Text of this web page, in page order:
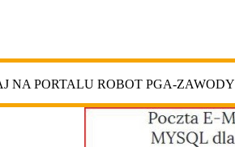
NA PORTALU ROBOT PGA-ZAWODY